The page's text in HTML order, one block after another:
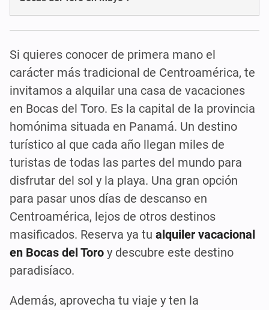
Si quieres conocer de primera mano el
carácter más tradicional de Centroamérica, te
invitamos a alquilar una casa de vacaciones
en Bocas del Toro. Es la capital de la provincia
homónima situada en Panamá. Un destino
turístico al que cada año llegan miles de
turistas de todas las partes del mundo para
disfrutar del sol y la playa. Una gran opción
para pasar unos días de descanso en
Centroamérica, lejos de otros destinos
masificados. Reserva ya tu alquiler vacacional
en Bocas del Toro y descubre este destino
paradisíaco.
Además, aprovecha tu viaje y ten la